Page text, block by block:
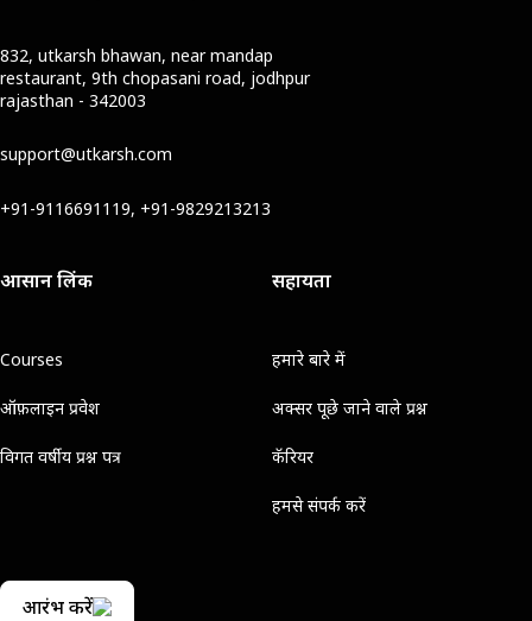
832, utkarsh bhawan, near mandap
restaurant, 9th chopasani road, jodhpur
rajasthan - 342003
support@utkarsh.com
+91-9116691119, +91-9829213213
आसान लिंक
Courses
ऑफ़लाइन प्रवेश
विगत वर्षीय प्रश्न पत्र
सहायता
हमारे बारे में
अक्सर पूछे जाने वाले प्रश्न
कॅरियर
हमसे संपर्क करें
आरंभ करें